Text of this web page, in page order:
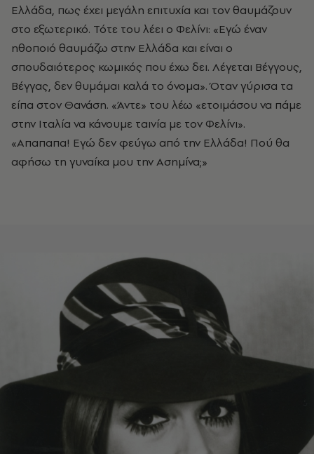
Ελλάδα, πως έχει μεγάλη επιτυχία και τον θαυμάζουν
στο εξωτερικό. Τότε του λέει ο Φελίνι: «Εγώ έναν
ηθοποιό θαυμάζω στην Ελλάδα και είναι ο
σπουδαιότερος κωμικός που έχω δει. Λέγεται Βέγγους,
Βέγγας, δεν θυμάμαι καλά το όνομα». Όταν γύρισα τα
είπα στον Θανάση. «Άντε» του λέω «ετοιμάσου να πάμε
στην Ιταλία να κάνουμε ταινία με τον Φελίνι».
«Απαπαπα! Εγώ δεν φεύγω από την Ελλάδα! Πού θα
αφήσω τη γυναίκα μου την Ασημίνα;»